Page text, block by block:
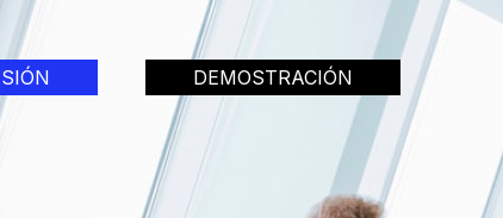
DEMOSTRACIÓN